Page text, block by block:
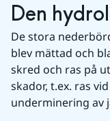
Den
De stora
blev mättad och
skred och ras på
skador, t.ex. ras
underminering av